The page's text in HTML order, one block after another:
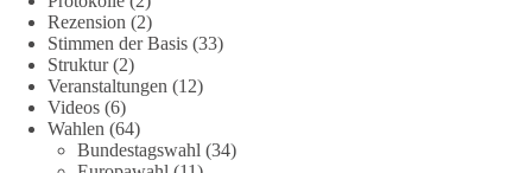
Am 20. Juni 2026 fand in Berlin am Brandenburger Tor die
Demonstration mit dem Motto „Russland ist nicht unser
Feind“ statt.
Hier ein Auszug aus der Rede von der
Bundestagsabgeordneten Sevim Dağdelen (BSW).
Rezension (2)
Stimmen der Basis (33)
Struktur(2)
Veranstaltungen (12)
Videos (6)
Wahlen (64)
Bundestagswahl (34)